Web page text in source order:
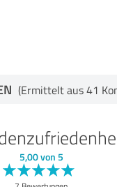
(Ermittelt aus 41
5,00 von 5